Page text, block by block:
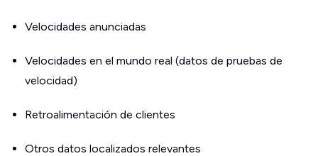
Velocidades anunciadas
Velocidades en el mundo real (datos de pruebas de
velocidad)
Retroalimentación de clientes
Otros datos localizados relevantes